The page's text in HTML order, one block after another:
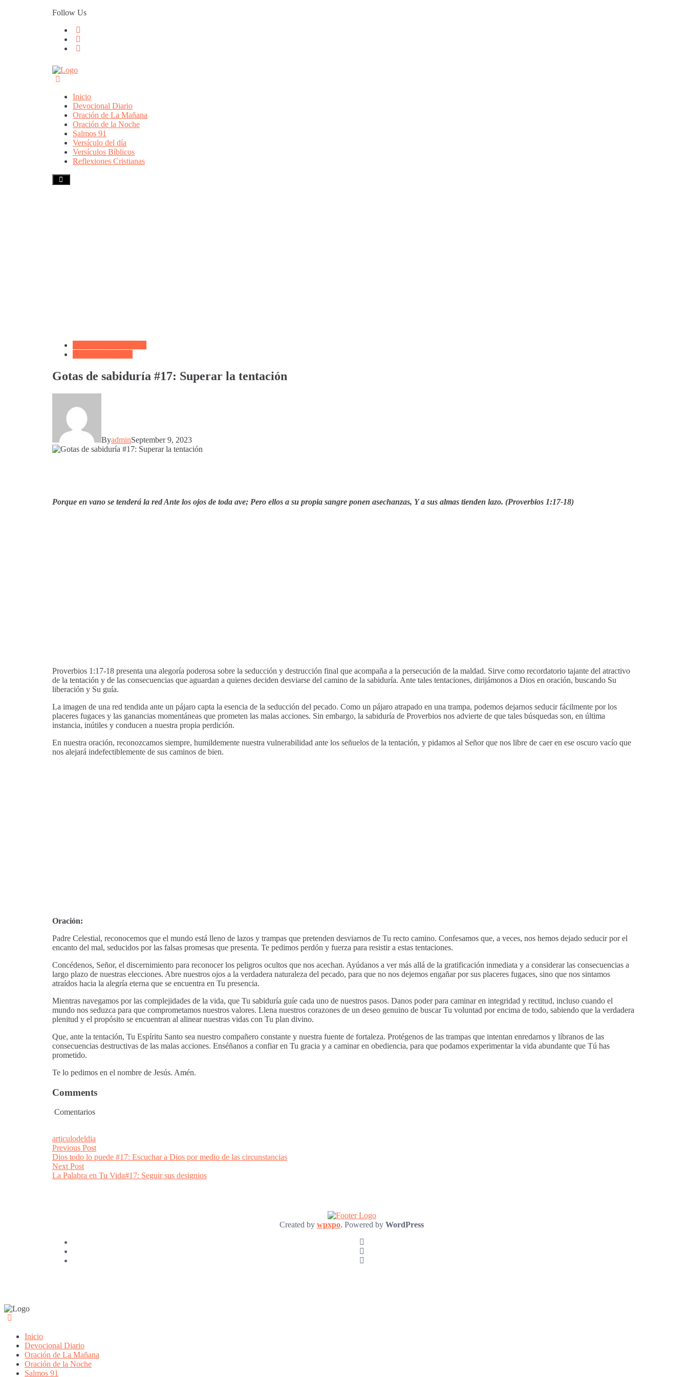
Follow Us
Inicio
Devocional Diario
Oración de La Mañana
Oración de la Noche
Salmos 91
Versículo del día
Versículos Bíblicos
Reflexiones Cristianas
Gotas de sabiduría #17: Superar la tentación
ByadminSeptember 9, 2023
Porque en vano se tenderá la red Ante los ojos de toda ave; Pero ellos a su propia sangre ponen asechanzas, Y a sus almas tienden lazo. (Proverbios 1:17-18)
Proverbios 1:17-18 presenta una alegoría poderosa sobre la seducción y destrucción final que acompaña a la persecución de la maldad. Sirve como recordatorio tajante del atractivo
de la tentación y de las consecuencias que aguardan a quienes deciden desviarse del camino de la sabiduría. Ante tales tentaciones, dirijámonos a Dios en oración, buscando Su
liberación y Su guía.
La imagen de una red tendida ante un pájaro capta la esencia de la seducción del pecado. Como un pájaro atrapado en una trampa, podemos dejarnos seducir fácilmente por los
placeres fugaces y las ganancias momentáneas que prometen las malas acciones. Sin embargo, la sabiduría de Proverbios nos advierte de que tales búsquedas son, en última
instancia, inútiles y conducen a nuestra propia perdición.
En nuestra oración, reconozcamos siempre, humildemente nuestra vulnerabilidad ante los señuelos de la tentación, y pidamos al Señor que nos libre de caer en ese oscuro vacío que
nos alejará indefectiblemente de sus caminos de bien.
Oración:
Padre Celestial, reconocemos que el mundo está lleno de lazos y trampas que pretenden desviarnos de Tu recto camino. Confesamos que, a veces, nos hemos dejado seducir por el
encanto del mal, seducidos por las falsas promesas que presenta. Te pedimos perdón y fuerza para resistir a estas tentaciones.
Concédenos, Señor, el discernimiento para reconocer los peligros ocultos que nos acechan. Ayúdanos a ver más allá de la gratificación inmediata y a considerar las consecuencias a
largo plazo de nuestras elecciones. Abre nuestros ojos a la verdadera naturaleza del pecado, para que no nos dejemos engañar por sus placeres fugaces, sino que nos sintamos
atraídos hacia la alegría eterna que se encuentra en Tu presencia.
Mientras navegamos por las complejidades de la vida, que Tu sabiduría guíe cada uno de nuestros pasos. Danos poder para caminar en integridad y rectitud, incluso cuando el
mundo nos seduzca para que comprometamos nuestros valores. Llena nuestros corazones de un deseo genuino de buscar Tu voluntad por encima de todo, sabiendo que la verdadera
plenitud y el propósito se encuentran al alinear nuestras vidas con Tu plan divino.
Que, ante la tentación, Tu Espíritu Santo sea nuestro compañero constante y nuestra fuente de fortaleza. Protégenos de las trampas que intentan enredarnos y líbranos de las
consecuencias destructivas de las malas acciones. Enséñanos a confiar en Tu gracia y a caminar en obediencia, para que podamos experimentar la vida abundante que Tú has
prometido.
Te lo pedimos en el nombre de Jesús. Amén.
Comments
Comentarios
articulodeldia
Post
navigation
Previous PostPrevious
post:
Dios todo lo puede #17: Escuchar a Dios por medio de las circunstancias
Next PostNext
post:
La Palabra en Tu Vida#17: Seguir sus designios
Created by wpxpo. Powered by WordPress
Inicio
Devocional Diario
Oración de La Mañana
Oración de la Noche
Salmos 91